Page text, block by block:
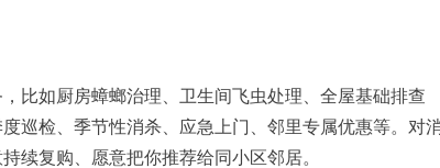
比如厨房蟑螂治理、卫生间飞虫处理、全屋基础排查
巡检、季节性消杀、应急上门、邻里专属优惠等。对
续复购、愿意把你推荐给同小区邻居。